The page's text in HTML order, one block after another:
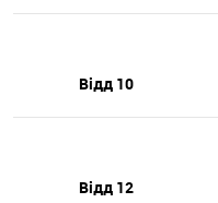
Відд 10
Відд 12